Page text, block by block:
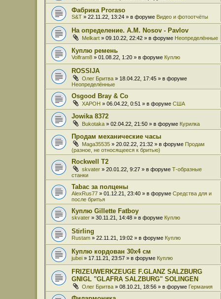
Фабрика Proraso
S&T » 22.11.22, 13:24 » в форуме Видео и фотоотчёты
На определение. A.M. Nosov - Pavlov
Melkart » 09.10.22, 22:42 » в форуме Неопределённые
Куплю ремень
Volfram8 » 01.08.22, 1:20 » в форуме Куплю
ROSSIJA
Олег Бритва » 18.04.22, 17:45 » в форуме
Неопределённые
Osgood Bray & Co
XAPOH » 06.04.22, 0:51 » в форуме США
Jowika 8372
Bukotaka » 02.04.22, 21:50 » в форуме Курилка
Продам механические часы
Maga35535 » 20.02.22, 21:32 » в форуме Продам
(разное, не относящееся к бритью)
Rockwell T2
skvater » 20.01.22, 9:27 » в форуме Т-образные
станки
Tabac за полцены
AlexRus77 » 01.12.21, 23:40 » в форуме Средства для и
после бритья
Куплю Gillette Fatboy
skvater » 30.11.21, 14:48 » в форуме Куплю
Stirling
Rustam » 22.11.21, 19:02 » в форуме Куплю
Куплю кордован 30x4 см
jubei » 17.11.21, 23:57 » в форуме Куплю
FRIZEUWERKZEUGE F.GLANZ SALZBURG
GNIGL "GLAFRA SALZBURG" SOLINGEN
Олег Бритва » 08.10.21, 18:56 » в форуме Германия